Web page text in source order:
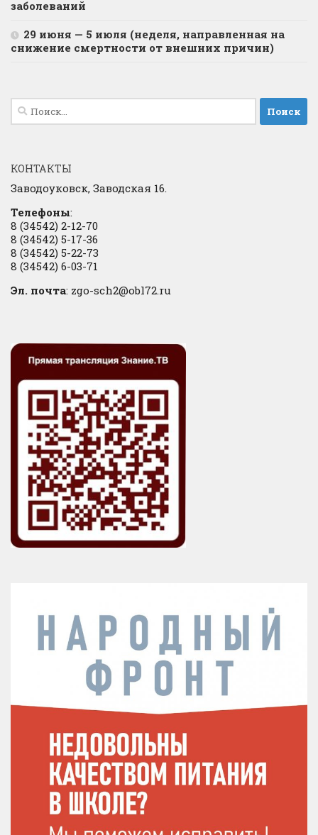
заболеваний
29 июня — 5 июля (неделя, направленная на
снижение смертности от внешних причин)
Найти:
КОНТАКТЫ
Заводоуковск, Заводская 16.
Телефоны:
8 (34542) 2-12-70
8 (34542) 5-17-36
8 (34542) 5-22-73
8 (34542) 6-03-71
Эл. почта: zgo-sch2@obl72.ru